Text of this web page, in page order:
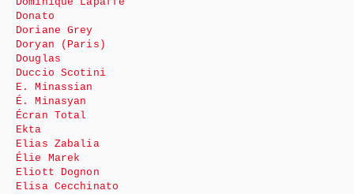
Donato
Doriane Grey
Doryan (Paris)
Douglas
Duccio Scotini
E. Minassian
É. Minasyan
Écran Total
Ekta
Elias Zabalia
Élie Marek
Eliott Dognon
Elisa Cecchinato